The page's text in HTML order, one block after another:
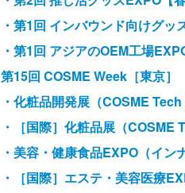
・第1回 インバウンド向けグッ
・第1回 アジアのOEM工場
第15回 COSME Week［東京］
・化粧品開発展（COSME Tech
・［国際］化粧品展（COSME
・美容・健康食品EXPO（イン
・［国際］エステ・美容医療